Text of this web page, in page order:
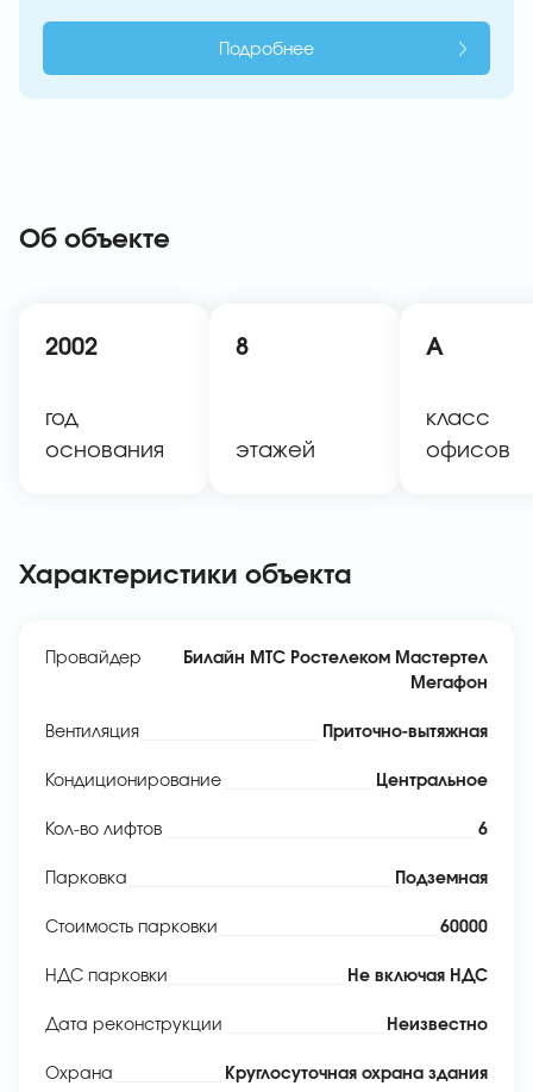
Подробнее
Об объекте
2002
год
основания
8
этажей
A
класс
офисов
Характеристики объекта
Провайдер
Билайн МТС Ростелеком Мастертел
Мегафон
Вентиляция Приточно-вытяжная
Кондиционирование Центральное
Кол-во лифтов 6
Парковка Подземная
Стоимость парковки 60000
НДС парковки Не включая НДС
Дата реконструкции Неизвестно
Охрана Круглосуточная охрана здания